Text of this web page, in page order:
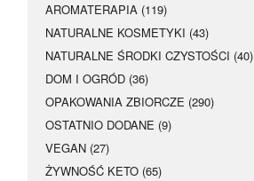
AROMATERAPIA (119)
NATURALNE KOSMETYKI (43)
NATURALNE ŚRODKI CZYSTOŚCI (40)
DOM I OGRÓD (36)
OPAKOWANIA ZBIORCZE (290)
OSTATNIO DODANE (9)
VEGAN (27)
ŻYWNOŚĆ KETO (65)